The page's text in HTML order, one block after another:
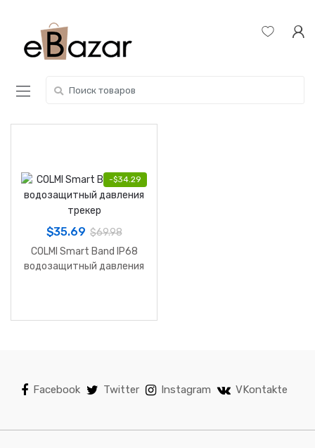
navigation
content
for:
-$34.29
$35.69 $69.98
COLMI Smart Band IP68
водозащитный давления
Facebook Twitter Instagram VKontakte